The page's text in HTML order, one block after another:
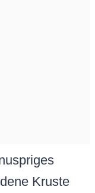
Kruste